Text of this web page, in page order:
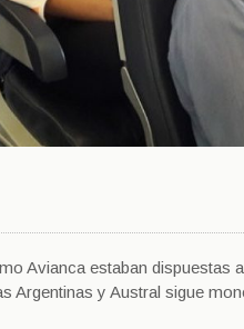
Avianca estaban dispuestas
Argentinas y Austral sigue